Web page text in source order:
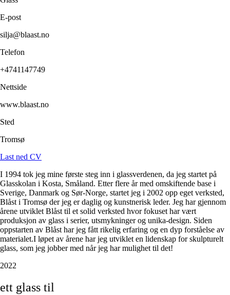
E-post
silja@blaast.no
Telefon
+4741147749
Nettside
www.blaast.no
Sted
Tromsø
Last ned CV
I 1994 tok jeg mine første steg inn i glassverdenen, da jeg startet på
Glasskolan i Kosta, Småland. Etter flere år med omskiftende base i
Sverige, Danmark og Sør-Norge, startet jeg i 2002 opp eget verksted,
Blåst i Tromsø der jeg er daglig og kunstnerisk leder. Jeg har gjennom
årene utviklet Blåst til et solid verksted hvor fokuset har vært
produksjon av glass i serier, utsmykninger og unika-design. Siden
oppstarten av Blåst har jeg fått rikelig erfaring og en dyp forståelse av
materialet.I løpet av årene har jeg utviklet en lidenskap for skulpturelt
glass, som jeg jobber med når jeg har mulighet til det!
2022
ett glass til